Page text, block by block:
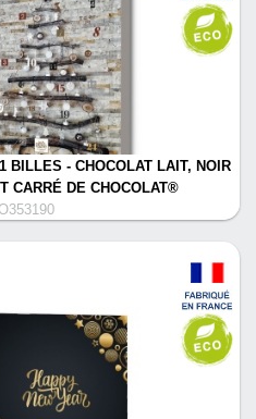
BILLES - CHOCOLAT LAIT, NOIR
CARRÉ DE CHOCOLAT®